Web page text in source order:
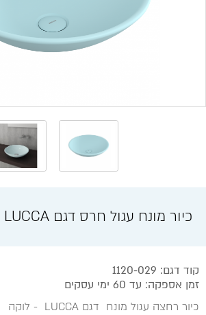
כיור מונח עגול חרס דגם LUCCA תכלת מט
קוד דגם: 1120-029
זמן אספקה: עד 60 ימי עסקים
כיור רחצה עגול מונח דגם LUCCA - לוקה